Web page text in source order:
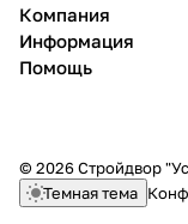
Компания
Информация
Помощь
© 2026 Стройдвор
Темная тема